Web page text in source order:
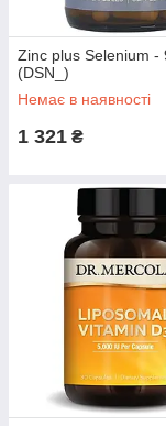
Zinc plus Selenium -
(DSN_)
Немає в наявності
1 321 ₴